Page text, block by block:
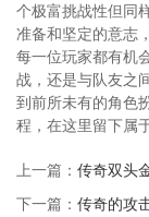
个极富挑战性但同
准备和坚定的意志
每一位玩家都有机
战，还是与队友之
到前所未有的角色
程，在这里留下属
上一篇： 传奇双头
下一篇： 传奇的攻